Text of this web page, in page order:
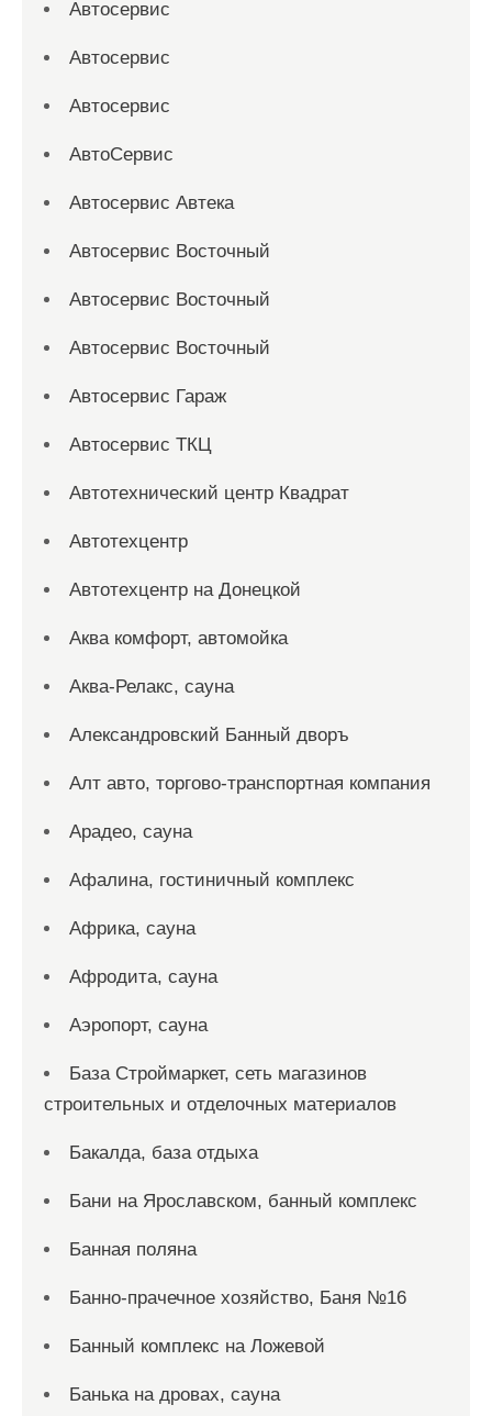
Автосервис
Автосервис
Автосервис
АвтоСервис
Автосервис Автека
Автосервис Восточный
Автосервис Восточный
Автосервис Восточный
Автосервис Гараж
Автосервис ТКЦ
Автотехнический центр Квадрат
Автотехцентр
Автотехцентр на Донецкой
Аква комфорт, автомойка
Аква-Релакс, сауна
Александровский Банный дворъ
Алт авто, торгово-транспортная компания
Арадео, сауна
Афалина, гостиничный комплекс
Африка, сауна
Афродита, сауна
Аэропорт, сауна
База Строймаркет, сеть магазинов
строительных и отделочных материалов
Бакалда, база отдыха
Бани на Ярославском, банный комплекс
Банная поляна
Банно-прачечное хозяйство, Баня №16
Банный комплекс на Ложевой
Банька на дровах, сауна